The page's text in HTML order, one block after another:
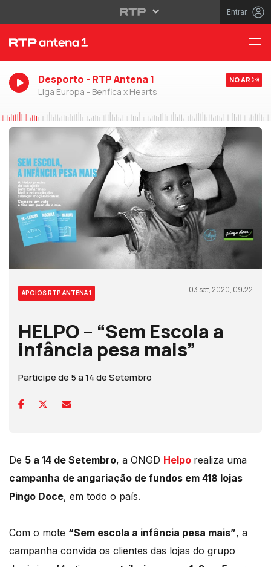
Entrar
Desporto - RTP Antena 1
Liga Europa - Benfica x Hearts
NO AR
APOIOS RTP ANTENA 1 03 set, 2020, 09:22
HELPO – “Sem Escola a
infância pesa mais”
Participe de 5 a 14 de Setembro
De 5 a 14 de Setembro, a ONGD Helpo realiza uma
campanha de angariação de fundos em 418 lojas
Pingo Doce, em todo o país.
Com o mote “Sem escola a infância pesa mais”, a
campanha convida os clientes das lojas do grupo